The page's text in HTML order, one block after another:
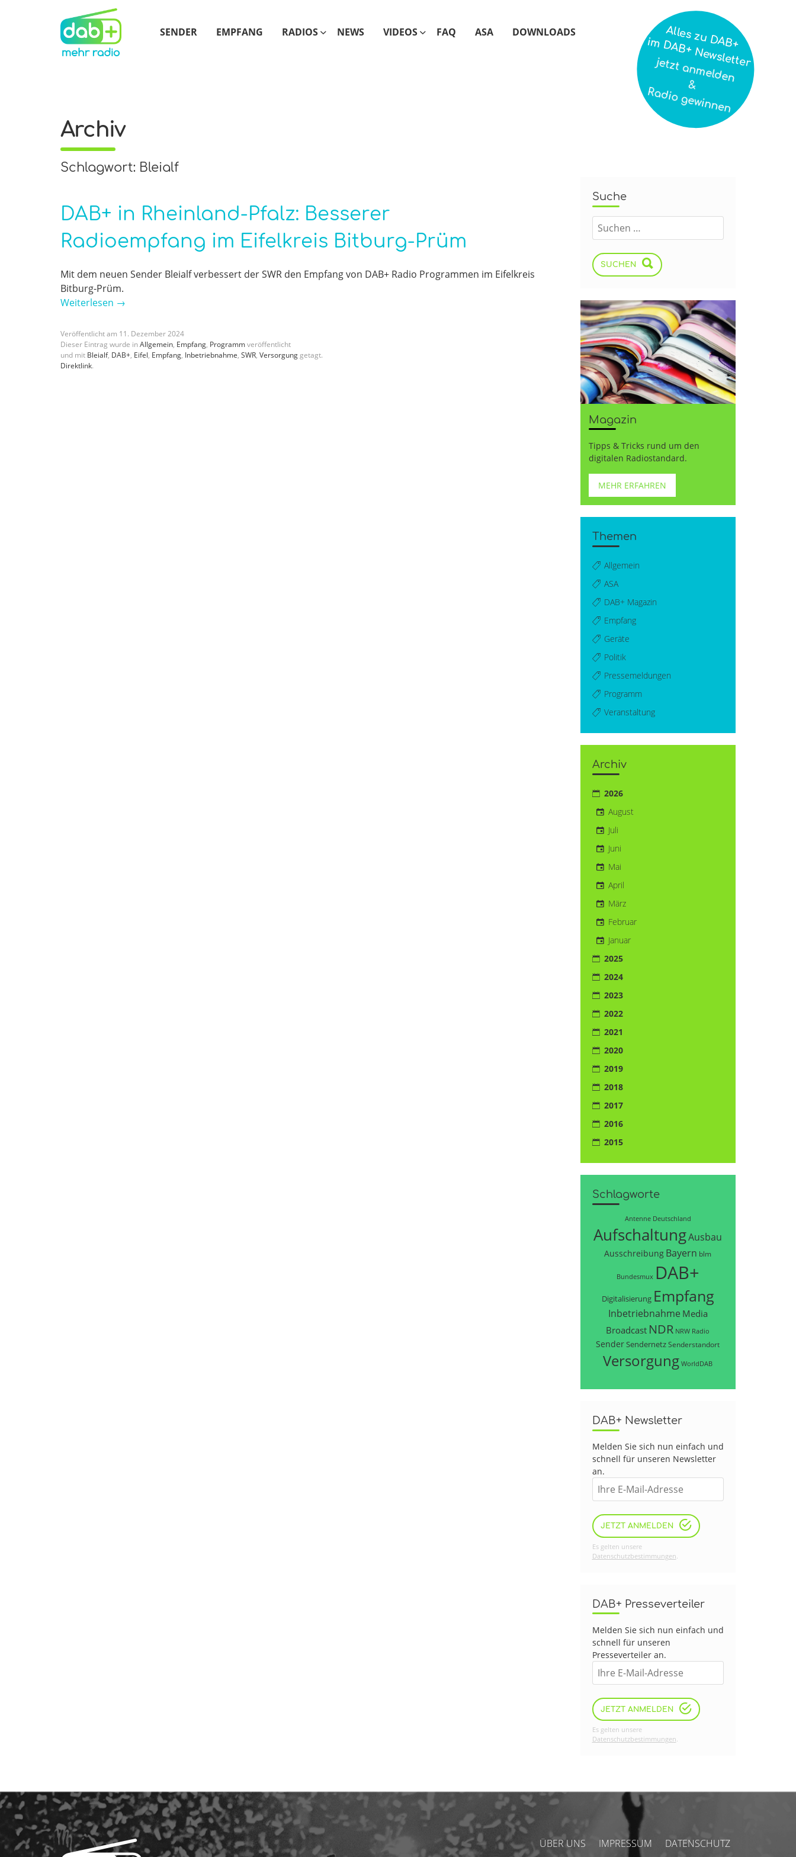
SENDER EMPFANG RADIOS NEWS VIDEOS FAQ ASA DOWNLOADS
Archiv
Schlagwort: Bleialf
DAB+ in Rheinland-Pfalz: Besserer
Radioempfang im Eifelkreis Bitburg-Prüm
Mit dem neuen Sender Bleialf verbessert der SWR den Empfang von DAB+ Radio Programmen im Eifelkreis
Bitburg-Prüm.
Weiterlesen →
Veröffentlicht am 11 . Dezember2024
Dieser Eintrag wurde inAllgemein, Empfang, Programmveröffentlicht
und mit Bleialf, DAB+, Eifel, Empfang, Inbetriebnahme, SWR, Versorgung getagt.
Direktlink.
Suche
SUCHEN
Magazin
Tipps & Tricks rund um den
digitalen Radiostandard.
MEHR ERFAHREN
Themen
Allgemein
ASA
DAB+ Magazin
Empfang
Geräte
Politik
Pressemeldungen
Programm
Veranstaltung
Archiv
2026
August
Juli
Juni
Mai
April
März
Februar
Januar
2025
2024
2023
2022
2021
2020
2019
2018
2017
2016
2015
Schlagworte
Antenne Deutschland
AufschaltungAusbau
Ausschreibung Bayern blm
Bundesmux DAB+
Digitalisierung Empfang
Inbetriebnahme Media
Broadcast NDR NRW Radio
SenderSendernetzSenderstandort
Versorgung WorldDAB
DAB+ Newsletter
Melden Sie sich nun einfach und
schnell für unseren Newsletter
an.
JETZT ANMELDEN
Es gelten unsere
Datenschutzbestimmungen
DAB+ Presseverteiler
Melden Sie sich nun einfach und
schnell für unseren
Presseverteiler an.
JETZT ANMELDEN
Es gelten unsere
Datenschutzbestimmungen.
ÜBER UNS IMPRESSUM DATENSCHUTZ
Alles zu DAB+
im DAB+ Newsletter
jetzt anmelden
&
Radio gewinnen